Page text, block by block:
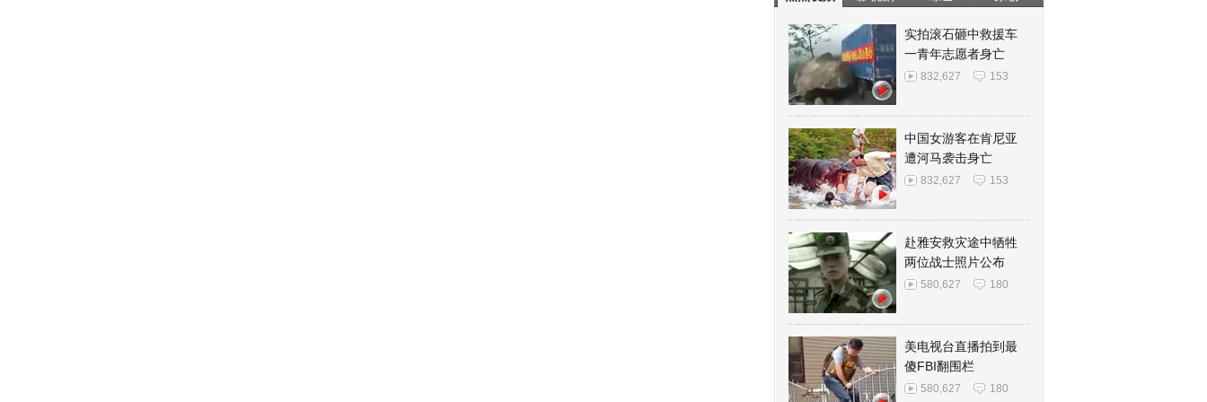
实拍滚石砸中救援车
一青年志愿者身亡
832,627 153
中国女游客在肯尼亚
遭河马袭击身亡
832,627 153
赴雅安救灾途中牺牲
两位战士照片公布
580,627 180
美电视台直播拍到最
傻FBI翻围栏
580,627 180